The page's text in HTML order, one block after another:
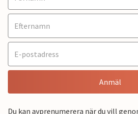
Anmäl
Du kan avprenumerera när du vill